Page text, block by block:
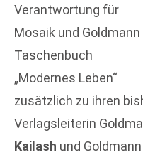
Verantwortung für
Mosaik und Goldmann
Taschenbuch
„Modernes Leben“
zusätzlich zu ihren
Verlagsleiterin
Kailash und